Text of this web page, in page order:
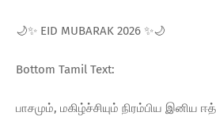
🌙✨ EID MUBARAK 2026 ✨🌙
Bottom Tamil Text:
பாசமும், மகிழ்ச்சியும் நிரம்பிய இனிய